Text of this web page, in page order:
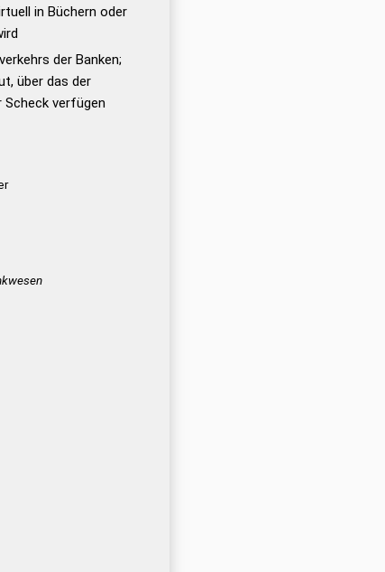
in Büchern oder
der Banken;
über das der
Scheck verfügen